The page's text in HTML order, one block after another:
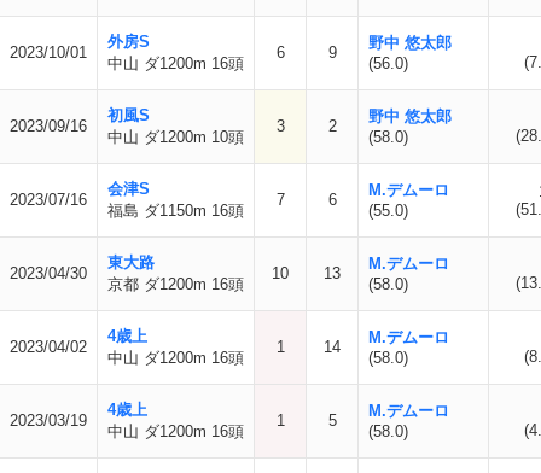
2023/10/01
外房S
中山 ダ1200m 16頭
6 9
野中 悠太郎
(56.0)
2023/09/16
初風S
中山 ダ1200m 10頭
3 2
野中 悠太郎
(58.0)
2023/07/16
会津S
福島 ダ1150m 16頭
7 6
M.デムーロ
(55.0)
2023/04/30
東大路
京都 ダ1200m 16頭
10 13
M.デムーロ
(58.0)
2023/04/02
4歳上
中山 ダ1200m 16頭
1 14
M.デムーロ
(58.0)
2023/03/19
4歳上
中山 ダ1200m 16頭
1 5
M.デムーロ
(58.0)